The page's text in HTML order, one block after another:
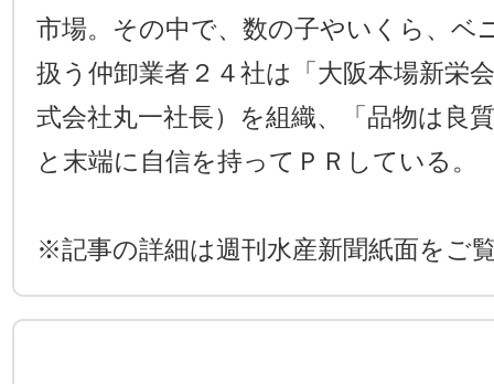
市場。その中で、数の子やいくら、ベ
扱う仲卸業者２４社は「大阪本場新栄
式会社丸一社長）を組織、「品物は良
と末端に自信を持ってＰＲしている。
※記事の詳細は週刊水産新聞紙面をご